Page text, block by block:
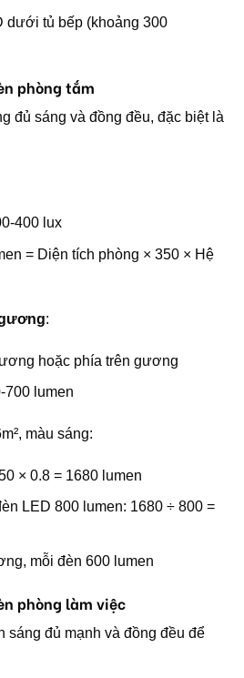
dưới tủ bếp (khoảng 300
phòng tắm
đủ sáng và đồng đều, đặc biệt là
400 lux
= Diện tích phòng × 350 × Hệ
:
hoặc phía trên gương
700 lumen
màu sáng:
× 0.8 = 1680 lumen
LED 800 lumen: 1680 ÷ 800 =
mỗi đèn 600 lumen
phòng làm việc
sáng đủ mạnh và đồng đều để